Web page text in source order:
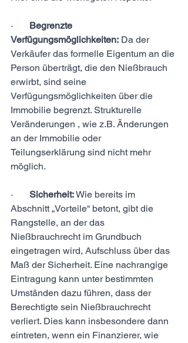
· Begrenzte
Verfügungsmöglichkeiten: Da der
Verkäufer das formelle Eigentum an die
Person überträgt, die den Nießbrauch
erwirbt, sind seine
Verfügungsmöglichkeiten über die
Immobilie begrenzt. Strukturelle
Veränderungen , wie z.B. Änderungen
an der Immobilie oder
Teilungserklärung sind nicht mehr
möglich.
· Sicherheit: Wie bereits im
Abschnitt „Vorteile“ betont, gibt die
Rangstelle, an der das
Nießbrauchrecht im Grundbuch
eingetragen wird, Aufschluss über das
Maß der Sicherheit. Eine nachrangige
Eintragung kann unter bestimmten
Umständen dazu führen, dass der
Berechtigte sein Nießbrauchrecht
verliert. Dies kann insbesondere dann
eintreten, wenn ein Finanzierer, wie